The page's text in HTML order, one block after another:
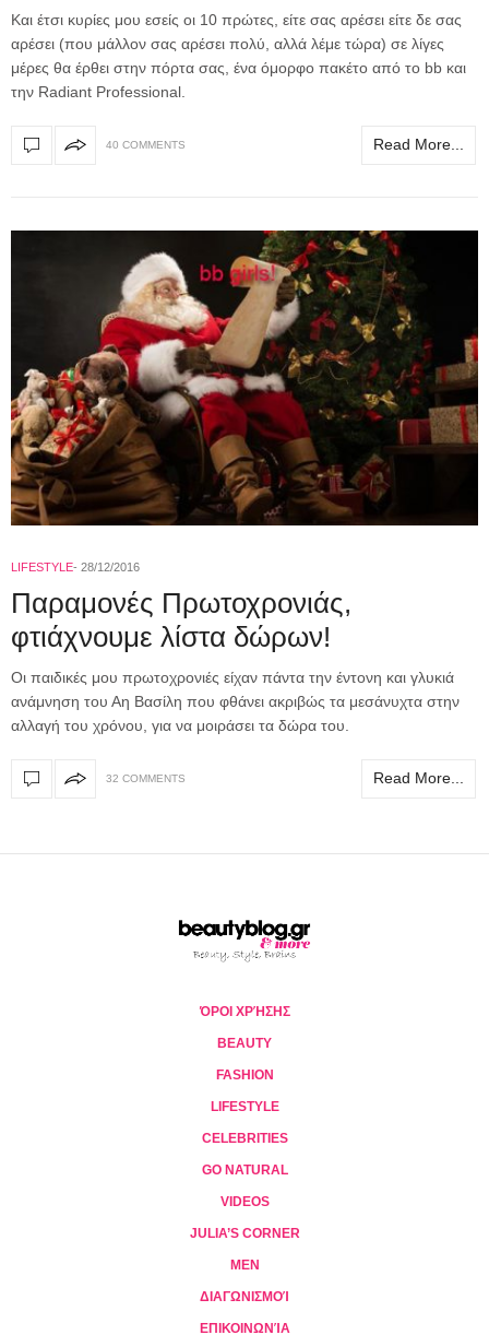
Και έτσι κυρίες μου εσείς οι 10 πρώτες, είτε σας αρέσει είτε δε σας
αρέσει (που μάλλον σας αρέσει πολύ, αλλά λέμε τώρα) σε λίγες
μέρες θα έρθει στην πόρτα σας, ένα όμορφο πακέτο από το bb και
την Radiant Professional.
40 COMMENTS Read More...
LIFESTYLE 28/12/2016
Παραμονές Πρωτοχρονιάς,
φτιάχνουμε λίστα δώρων!
Οι παιδικές μου πρωτοχρονιές είχαν πάντα την έντονη και γλυκιά
ανάμνηση του Αη Βασίλη που φθάνει ακριβώς τα μεσάνυχτα στην
αλλαγή του χρόνου, για να μοιράσει τα δώρα του.
32 COMMENTS Read More...
ΌΡΟΙ ΧΡΉΣΗΣ
BEAUTY
FASHION
LIFESTYLE
CELEBRITIES
GO NATURAL
VIDEOS
JULIA’S CORNER
MEN
ΔΙΑΓΩΝΙΣΜΟΊ
ΕΠΙΚΟΙΝΩΝΊΑ